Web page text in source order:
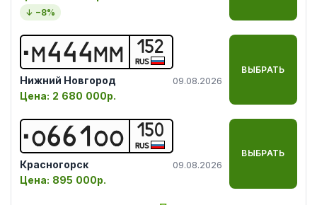
↓ −8%
М444ММ 152
RUS
Нижний Новгород 09.08.2026
Цена: 2 680 000р.
ВЫБРАТЬ
О661 ОО 150
RUS
Красногорск 09.08.2026
Цена: 895 000р.
ВЫБРАТЬ